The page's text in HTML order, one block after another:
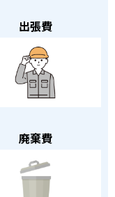
出張費
廃棄費